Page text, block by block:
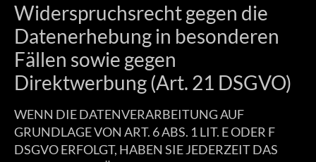
Widerspruchsrecht gegen die
Datenerhebung in besonderen
Fällen sowie gegen
Direktwerbung (Art. 21 DSGVO)
WENN DIE DATENVERARBEITUNG AUF
GRUNDLAGE VON ART. 6 ABS. 1 LIT. E ODER F
DSGVO ERFOLGT, HABEN SIE JEDERZEIT DAS